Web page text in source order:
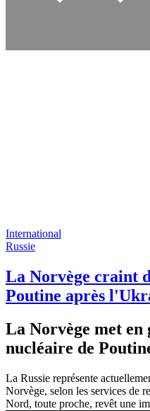
International
Russie
La Norvège craint
Poutine après
La Norvège met
nucléaire de
La Russie représente
Norvège, selon les services de
Nord, toute proche, revêt une